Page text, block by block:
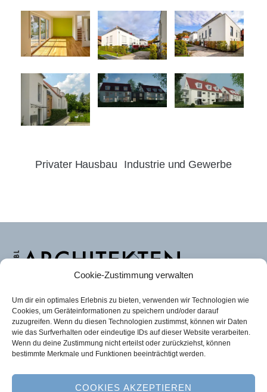
Cookie-Zustimmung verwalten
Um dir ein optimales Erlebnis zu bieten, verwenden wir Technologien wie
Cookies, um Geräteinformationen zu speichern und/oder darauf
zuzugreifen. Wenn du diesen Technologien zustimmst, können wir Daten
wie das Surfverhalten oder eindeutige IDs auf dieser Website verarbeiten.
Wenn du deine Zustimmung nicht erteilst oder zurückziehst, können
bestimmte Merkmale und Funktionen beeinträchtigt werden.
COOKIES AKZEPTIEREN
Privater Hausbau Industrie und Gewerbe
Back
Team
Firmengeschichte
Kontakt
Stellenangebote
Projekte
Impressum
Datenschutz
Cookie-Richtlinie (EU)
© RABL ARCHITEKTEN GMBH
Marienplatz 16, 85229 Markt Indersdorf